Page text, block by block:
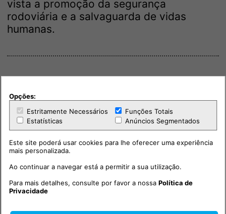
vista a promoção da segurança
rodoviária e a salvaguarda de vidas
humanas.
Opções:
Estritamente Necessários
Funções Totais
Estatísticas
Anúncios Segmentados
Este site poderá usar cookies para lhe oferecer uma experiência
mais personalizada.
Ao continuar a navegar está a permitir a sua utilização.
Para mais detalhes, consulte por favor a nossaPolítica de
Privacidade